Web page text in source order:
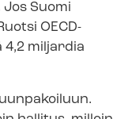
Jos Suomi
OECD-
4,2 miljardia